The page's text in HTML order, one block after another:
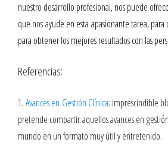
nuestro desarrollo profesional, nos puede
que nos ayude en esta apasionante tarea,
para obtener los mejores resultados con las
Referencias:
1.Avances en Gestión Clínica: imprescindible
pretende compartir aquellos avances en
mundo en un formato muy útil y entretenido.